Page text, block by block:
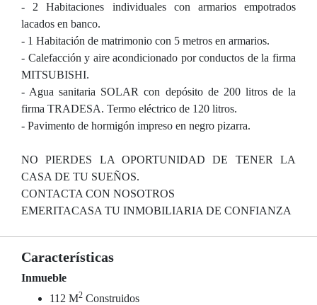
- 2 Habitaciones individuales con armarios empotrados
lacados en banco.
- 1 Habitación de matrimonio con 5 metros en armarios.
- Calefacción y aire acondicionado por conductos de la firma
MITSUBISHI.
- Agua sanitaria SOLAR con depósito de 200 litros de la
firma TRADESA. Termo eléctrico de 120 litros.
- Pavimento de hormigón impreso en negro pizarra.
NO PIERDES LA OPORTUNIDAD DE TENER LA
CASA DE TU SUEÑOS.
CONTACTA CON NOSOTROS
EMERITACASA TU INMOBILIARIA DE CONFIANZA
Características
Inmueble
112 M2 Construidos